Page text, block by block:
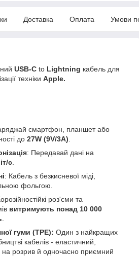
Доставка Оплата Умови
USB-C to Lightning кабель для
техніки Apple.
смартфон, планшет або
до 27W (9V/3А)
: Передавай дані на
с
: Кабель з безкисневої міді,
фольгою.
роз'єми та
витримують понад 10 000
гуми (TPE): Один з найкращих
кабелів - еластичний,
на розрив й одночасно приємний